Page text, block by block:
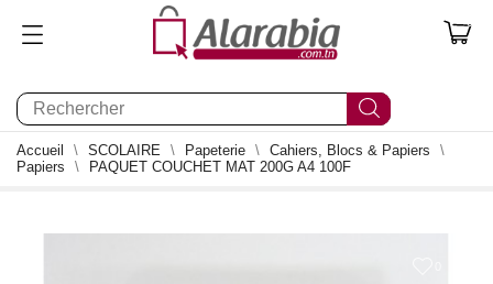
0
Accueil SCOLAIRE Papeterie
Cahiers, Blocs & Papiers
Papiers
PAQUET COUCHET MAT 200G A4 100F